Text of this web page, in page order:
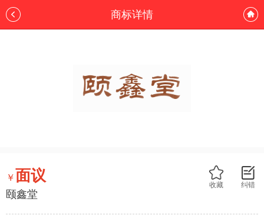
商标详情
纠错
收藏
￥面议
颐鑫堂